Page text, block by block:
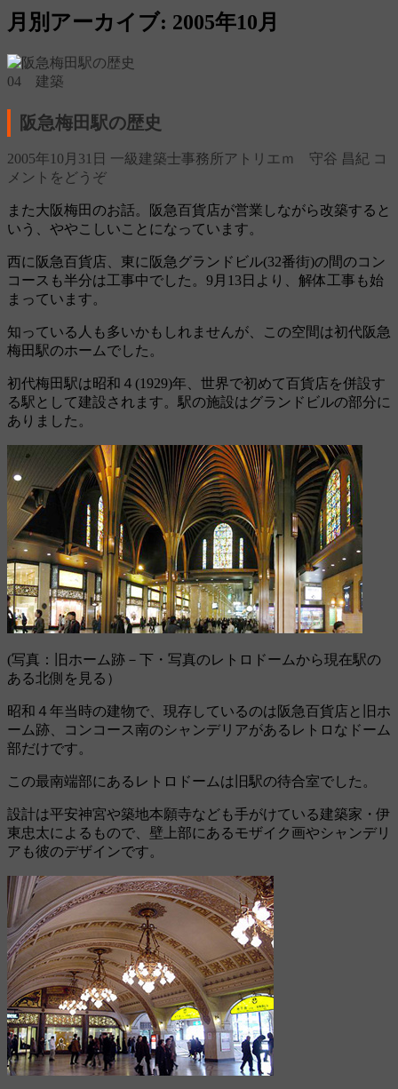
月別アーカイブ: 2005年10月
04 建築
阪急梅田駅の歴史
2005年10月31日 一級建築士事務所アトリエｍ 守谷 昌紀 コ
メントをどうぞ
また大阪梅田のお話。阪急百貨店が営業しながら改築すると
いう、ややこしいことになっています。
西に阪急百貨店、東に阪急グランドビル(32番街)の間のコン
コースも半分は工事中でした。9月13日より、解体工事も始
まっています。
知っている人も多いかもしれませんが、この空間は初代阪急
梅田駅のホームでした。
初代梅田駅は昭和４(1929)年、世界で初めて百貨店を併設す
る駅として建設されます。駅の施設はグランドビルの部分に
ありました。
(写真：旧ホーム跡－下・写真のレトロドームから現在駅の
ある北側を見る）
昭和４年当時の建物で、現存しているのは阪急百貨店と旧ホ
ーム跡、コンコース南のシャンデリアがあるレトロなドーム
部だけです。
この最南端部にあるレトロドームは旧駅の待合室でした。
設計は平安神宮や築地本願寺なども手がけている建築家・伊
東忠太によるもので、壁上部にあるモザイク画やシャンデリ
アも彼のデザインです。